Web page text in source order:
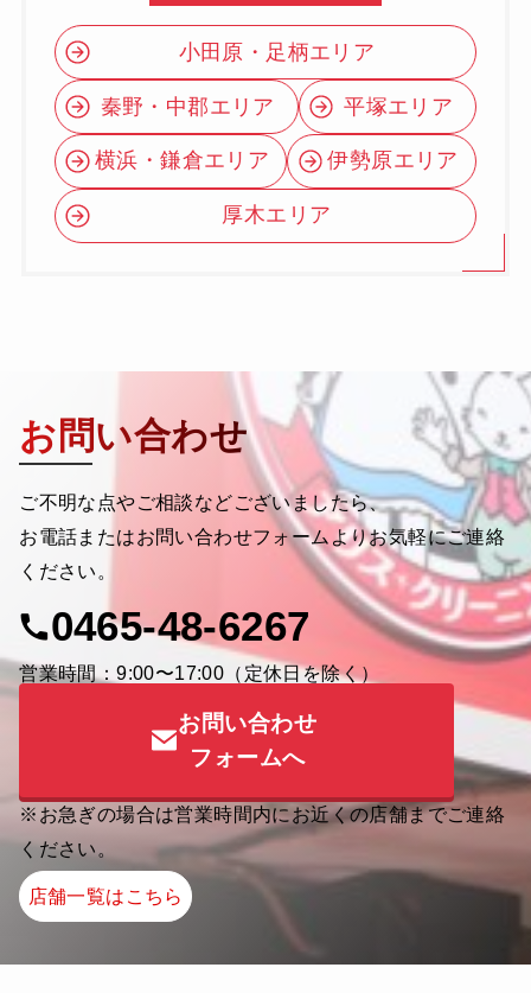
小田原・足柄エリア
秦野・中郡エリア 平塚エリア
横浜・鎌倉エリア 伊勢原エリア
厚木エリア
お問い合わせ
ご不明な点やご相談などございましたら、
お電話またはお問い合わせフォームよりお気軽にご連絡
ください。
0465-48-6267
営業時間：9:00〜17:00（定休日を除く）
お問い合わせ
フォームへ
※お急ぎの場合は営業時間内にお近くの店舗までご連絡
ください。
店舗一覧はこちら